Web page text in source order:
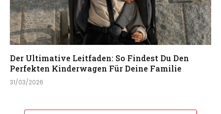
Der Ultimative Leitfaden: So Findest Du Den
Perfekten Kinderwagen Für Deine Familie
31/03/2026